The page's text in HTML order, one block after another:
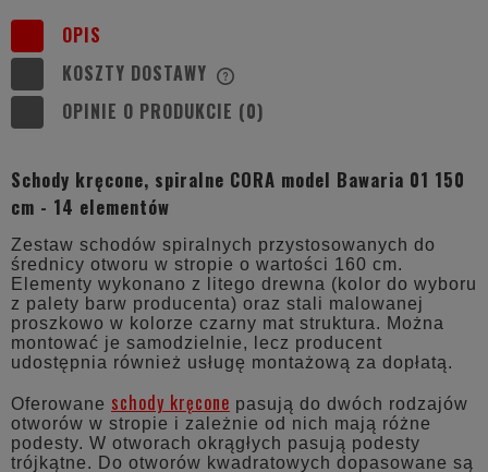
OPIS
KOSZTY DOSTAWY
KOSZTÓW PŁATNOŚCI
OPINIE O PRODUKCIE (0)
Schody kręcone, spiralne CORA model Bawaria 01 150
cm - 14 elementów
Zestaw schodów spiralnych przystosowanych do
średnicy otworu w stropie o wartości 160 cm.
Elementy wykonano z litego drewna (kolor do wyboru
z palety barw producenta) oraz stali malowanej
proszkowo w kolorze czarny mat struktura. Można
montować je samodzielnie, lecz producent
udostępnia również usługę montażową za dopłatą.
Oferowane schody kręcone pasują do dwóch rodzajów
otworów w stropie i zależnie od nich mają różne
podesty. W otworach okrągłych pasują podesty
trójkątne. Do otworów kwadratowych dopasowane są